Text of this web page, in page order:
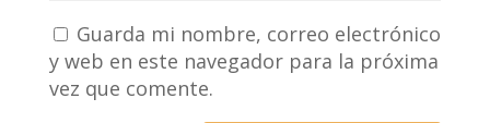
Guarda mi nombre, correo electrónico
y web en este navegador para la próxima
vez que comente.